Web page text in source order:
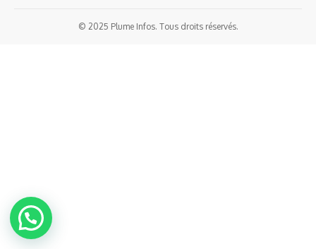
© 2025 Plume Infos. Tous droits réservés.